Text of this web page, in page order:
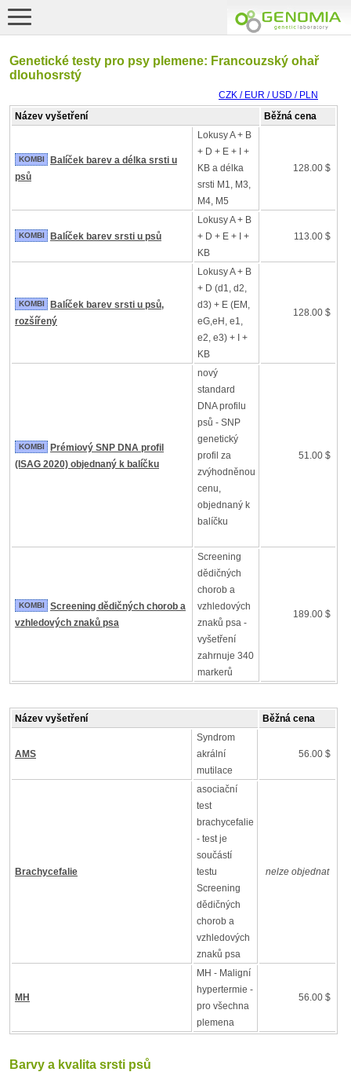
Genetické testy pro psy plemene: Francouzský ohař
dlouhosrstý
CZK / EUR / USD / PLN
Název vyšetření
Běžná cena
KOMBI
Balíček barev a délka srsti u
psů
Lokusy A + B
+ D + E + I +
KB a délka
srsti M1, M3,
M4, M5
128.00 $
KOMBI Balíček barev srsti u psů
Lokusy A + B
+ D + E + I +
KB
113.00 $
KOMBI
Balíček barev srsti u psů,
rozšířený
Lokusy A + B
+ D (d1, d2,
d3) + E (EM,
eG,eH, e1,
e2, e3) + I +
KB
128.00 $
KOMBI
Prémiový SNP DNA profil
(ISAG 2020) objednaný k balíčku
nový
standard
DNA profilu
psů - SNP
genetický
profil za
zvýhodněnou
cenu,
objednaný k
balíčku
51.00 $
KOMBI
Screening dědičných chorob a
vzhledových znaků psa
Screening
dědičných
chorob a
vzhledových
znaků psa -
vyšetření
zahrnuje 340
markerů
189.00 $
Název vyšetření Běžná cena
AMS
Syndrom
akrální
mutilace
56.00 $
Brachycefalie
asociační
test
brachycefalie
- test je
součástí
testu
Screening
dědičných
chorob a
vzhledových
znaků psa
nelze objednat
MH
MH - Maligní
hypertermie -
pro všechna
plemena
56.00 $
Barvy a kvalita srsti psů